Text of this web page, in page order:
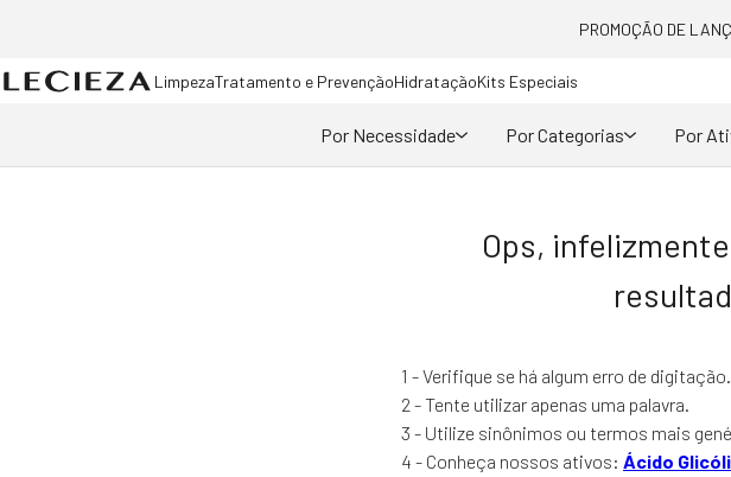
PROMOÇÃO DE
LimpezaTratamento e PrevençãoHidrataçãoKits Especiais
Por Necessidade Por Categorias Por
Ops,
1 - Verifique se há algum erro de digitação.
2 - Tente utilizar apenas uma palavra.
3 - Utilize sinônimos ou termos mais
4 - Conheça nossos ativos: Ácido